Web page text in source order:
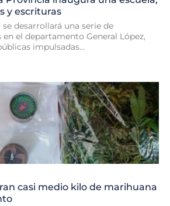
y escrituras
se desarrollará una serie de
el departamento General López,
impulsadas...
casi medio kilo de marihuana